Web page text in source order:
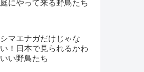
庭にやって来る野鳥たち
シマエナガだけじゃな
い！日本で見られるかわ
いい野鳥たち